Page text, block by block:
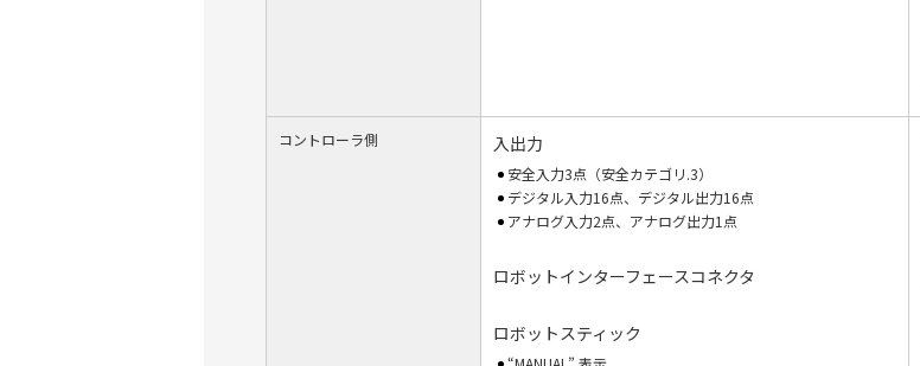
コントローラ側 入出力
安全入力3点（安全カテゴリ.3）
デジタル入力16点、デジタル出力16点
アナログ入力2点、アナログ出力1点
ロボットインターフェースコネクタ
ロボットスティック